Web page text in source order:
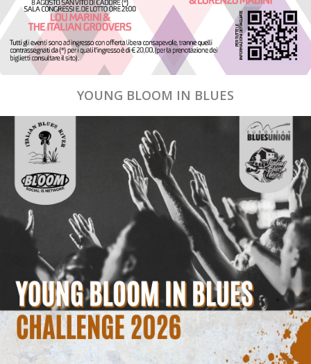
YOUNG BLOOM IN BLUES